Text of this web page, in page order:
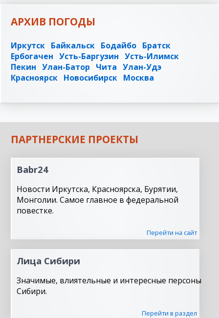
АРХИВ ПОГОДЫ
Иркутск Байкальск Бодайбо Братск
Ербогачен Усть-Баргузин Усть-Илимск
Пекин Улан-Батор Чита Улан-Удэ
Красноярск Новосибирск Москва
ПАРТНЕРСКИЕ ПРОЕКТЫ
Babr24
Новости Иркутска, Красноярска, Бурятии,
Монголии. Самое главное в федеральной
повестке.
Перейти на сайт
Лица Сибири
Значимые, влиятельные и интересные персоны
Сибири.
Перейти в раздел